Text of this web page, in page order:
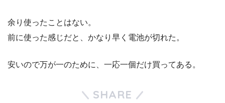
余り使ったことはない。
前に使った感じだと、かなり早く電池が切れた。
安いので万が一のために、一応一個だけ買ってある。
SHARE